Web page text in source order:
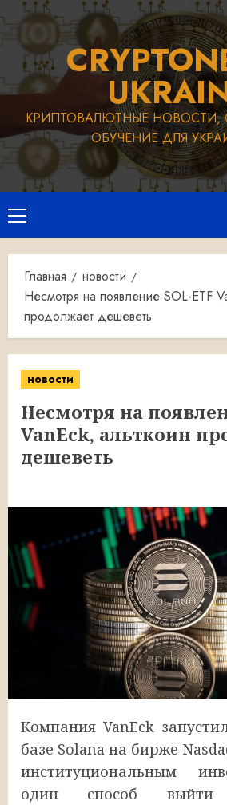
Перейти
к
содержимому
КРИПТОВАЛЮТНЫЕ
ОБУЧЕНИЕ ДЛЯ
Основное
меню
Главная
новости
Несмотря на появление SOL-ETF
продолжает дешеветь
новости
Несмотря на
VanEck, альткоин
дешеветь
Компания VanEck
базе Solana на бирже
институциональным
один способ